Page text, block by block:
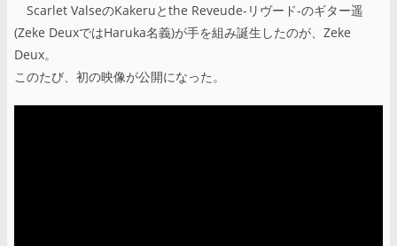
Scarlet ValseのKakeruとthe Reveude-リヴード-のギター遥
(Zeke DeuxではHaruka名義)が手を組み誕生したのが、Zeke
Deux。
このたび、初の映像が公開になった。